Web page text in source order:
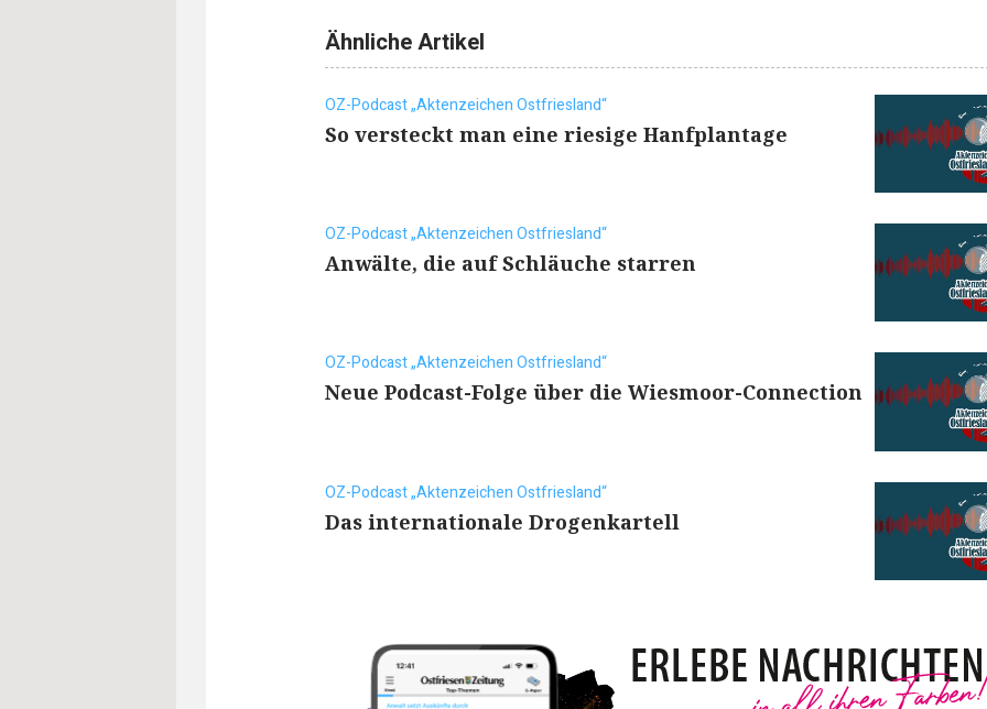
Ähnliche Artikel
OZ-Podcast „Aktenzeichen Ostfriesland“
So versteckt man eine riesige Hanfplantage
OZ-Podcast „Aktenzeichen Ostfriesland“
Anwälte, die auf Schläuche starren
OZ-Podcast „Aktenzeichen Ostfriesland“
Neue Podcast-Folge über die Wiesmoor-Connection
OZ-Podcast „Aktenzeichen Ostfriesland“
Das internationale Drogenkartell